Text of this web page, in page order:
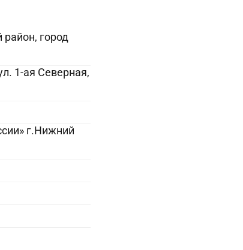
город
1-ая Северная,
г.Нижний